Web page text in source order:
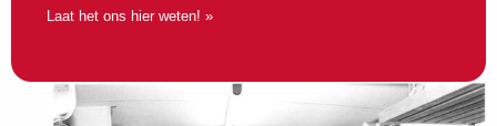
Laat het ons hier weten! »